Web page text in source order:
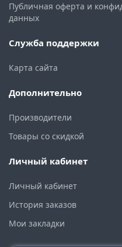
Публичная оферта и
данных
Служба поддержки
Карта сайта
Дополнительно
Производители
Товары со скидкой
Личный кабинет
Личный кабинет
История заказов
Мои закладки